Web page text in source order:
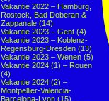
Vakantie 2022 – Hamburg,
Rostock, Bad Doberan &
Zappanale (14)
Vakantie 2023 – Gent (4)
Vakantie 2023 – Koblenz-
Regensburg-Dresden (13)
Vakantie 2023 – Wenen (5)
Vakantie 2024 (1) – Rouen
(4)
Vakantie 2024 (2) –
Montpellier-Valencia-
Barcelona-Lyon (15)